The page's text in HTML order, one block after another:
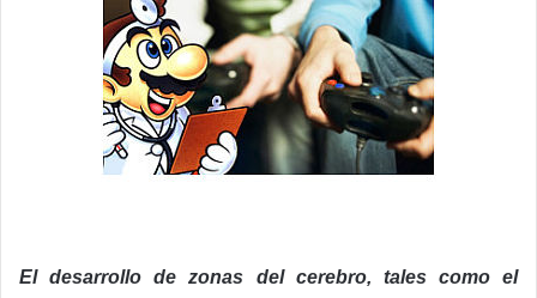
El desarrollo de zonas del cerebro, tales como el